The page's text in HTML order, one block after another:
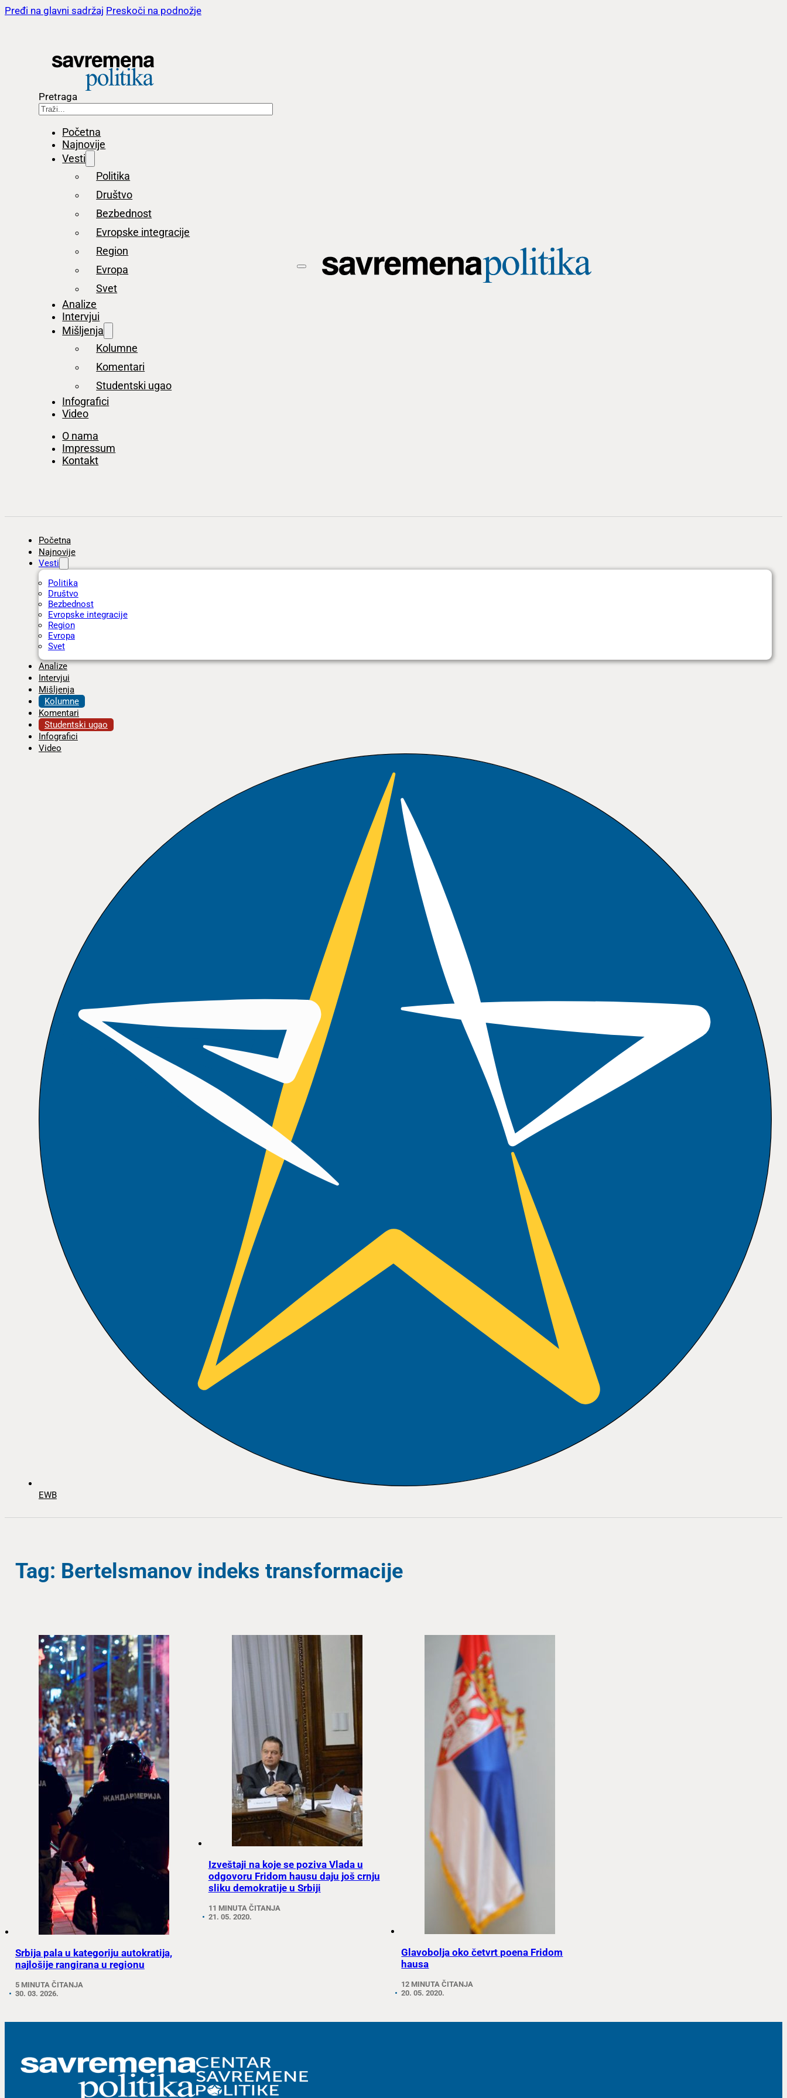
Pređi na glavni sadržaj Preskoči na podnožje
Pretraga
Početna
Najnovije
Vesti
Politika
Društvo
Bezbednost
Evropske integracije
Region
Evropa
Svet
Analize
Intervjui
Mišljenja
Kolumne
Komentari
Studentski ugao
Infografici
Video
O nama
Impressum
Kontakt
Početna
Najnovije
Vesti
Politika
Društvo
Bezbednost
Evropske integracije
Region
Evropa
Svet
Analize
Intervjui
Mišljenja
Kolumne
Komentari
Studentski ugao
Infografici
Video
EWB
Tag: Bertelsmanov indeks transformacije
Srbija pala u kategoriju autokratija,
najlošije rangirana u regionu
5 MINUTA ČITANJA
30. 03. 2026.
Izveštaji na koje se poziva Vlada u
odgovoru Fridom hausu daju još crnju
sliku demokratije u Srbiji
11 MINUTA ČITANJA
21. 05. 2020.
Glavobolja oko četvrt poena Fridom
hausa
12 MINUTA ČITANJA
20. 05. 2020.